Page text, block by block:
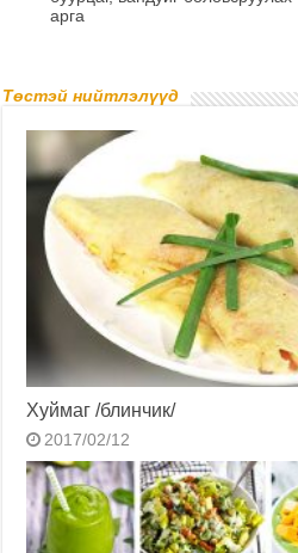
арга
Төстэй нийтлэлүүд
Хуймаг /блинчик/
2017/02/12